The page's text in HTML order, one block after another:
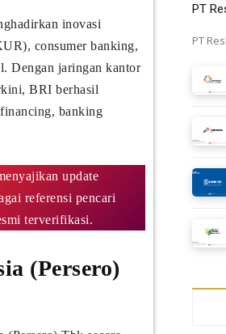
inovasi
consumer banking,
Dengan jaringan kantor
BRI berhasil
banking
update
referensi pencari
terverifikasi.
(Persero)
PT
PT